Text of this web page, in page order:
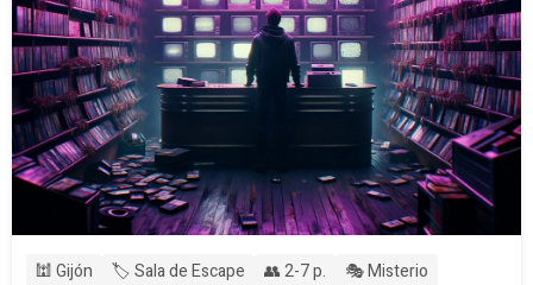
🕍 Gijón 🏷️ Sala de Escape 👥 2-7 p. 🎭 Misterio